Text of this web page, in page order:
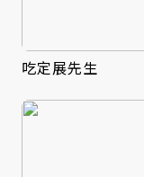
吃定展先生